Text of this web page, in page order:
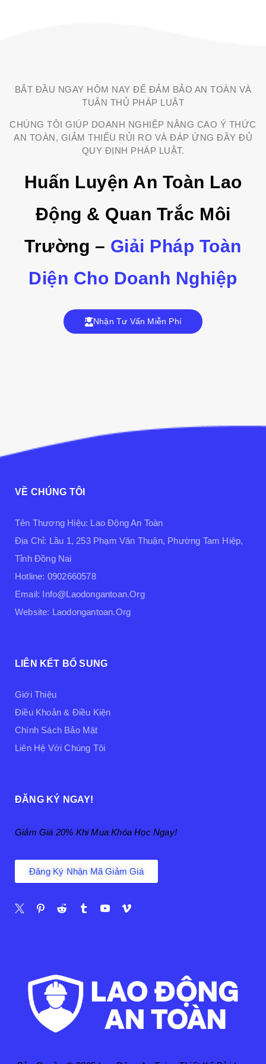
BẮT ĐẦU NGAY HÔM NAY ĐỂ ĐẢM BẢO AN TOÀN VÀ
TUÂN THỦ PHÁP LUẬT
CHÚNG TÔI GIÚP DOANH NGHIỆP NÂNG CAO Ý THỨC
AN TOÀN, GIẢM THIỂU RỦI RO VÀ ĐÁP ỨNG ĐẦY ĐỦ
QUY ĐỊNH PHÁP LUẬT.
Huấn Luyện An Toàn Lao
Động & Quan Trắc Môi
Trường – Giải Pháp Toàn
Diện Cho Doanh Nghiệp
Nhận Tư Vấn Miễn Phí
VỀ CHÚNG TÔI
Tên Thương Hiệu: Lao Động An Toàn
Địa Chỉ: Lầu 1, 253 Phạm Văn Thuận, Phường Tam Hiệp,
Tỉnh Đồng Nai
Hotline: 0902660578
Email: Info@laodongantoan.org
Website: Laodongantoan.org
LIÊN KẾT BỔ SUNG
Giới Thiệu
Điều Khoản & Điều Kiện
Chính Sách Bảo Mật
Liên Hệ Với Chúng Tôi
ĐĂNG KÝ NGAY!
Giảm Giá 20% Khi Mua Khóa Học Ngay!
Đăng Ký Nhận Mã Giảm Giá